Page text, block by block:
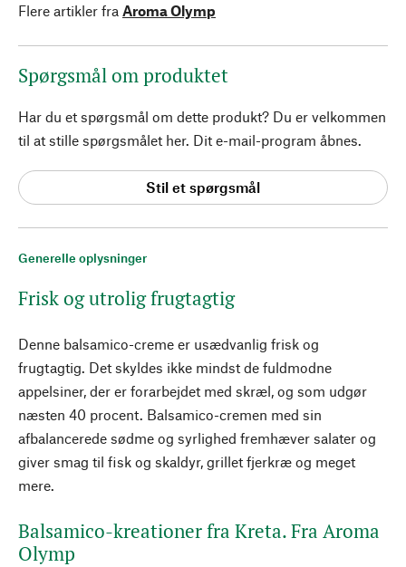
Generelle oplysninger
Frisk og utrolig frugtagtig
Denne balsamico-creme er usædvanlig frisk og
frugtagtig. Det skyldes ikke mindst de fuldmodne
appelsiner, der er forarbejdet med skræl, og som udgør
næsten 40 procent. Balsamico-cremen med sin
afbalancerede sødme og syrlighed fremhæver salater og
giver smag til fisk og skaldyr, grillet fjerkræ og meget
mere.
Balsamico-kreationer fra Kreta. Fra Aroma
Olymp
Flere artikler fra Aroma Olymp
Spørgsmål om produktet
Har du et spørgsmål om dette produkt? Du er velkommen
til at stille spørgsmålet her. Dit e-mail-program åbnes.
Stil et spørgsmål